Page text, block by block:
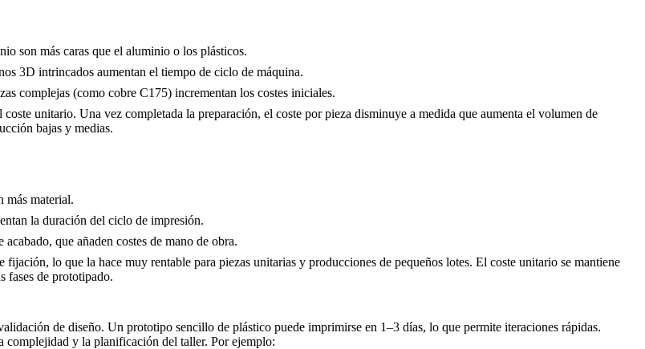
son más caras que el aluminio o los plásticos.
3D intrincados aumentan el tiempo de ciclo de máquina.
complejas (como cobre C175) incrementan los costes iniciales.
unitario. Una vez completada la preparación, el coste por pieza disminuye a medida que aumenta el volumen de
bajas y medias.
más material.
la duración del ciclo de impresión.
que añaden costes de mano de obra.
lo que la hace muy rentable para piezas unitarias y producciones de pequeños lotes. El coste unitario se mantiene
fases de prototipado.
de diseño. Un prototipo sencillo de plástico puede imprimirse en 1–3 días, lo que permite iteraciones rápidas.
complejidad y la planificación del taller. Por ejemplo: